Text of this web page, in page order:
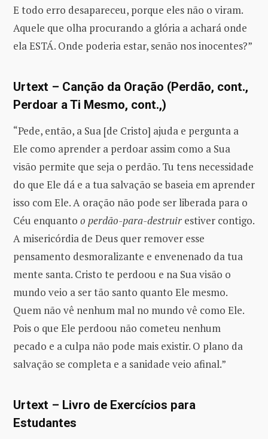
E todo erro desapareceu, porque eles não o viram.
Aquele que olha procurando a glória a achará onde
ela ESTÁ. Onde poderia estar, senão nos inocentes?”
Urtext – Canção da Oração (Perdão, cont.,
Perdoar a Ti Mesmo, cont.,)
“Pede, então, a Sua [de Cristo] ajuda e pergunta a
Ele como aprender a perdoar assim como a Sua
visão permite que seja o perdão. Tu tens necessidade
do que Ele dá e a tua salvação se baseia em aprender
isso com Ele. A oração não pode ser liberada para o
Céu enquanto o perdão-para-destruir estiver contigo.
A misericórdia de Deus quer remover esse
pensamento desmoralizante e envenenado da tua
mente santa. Cristo te perdoou e na Sua visão o
mundo veio a ser tão santo quanto Ele mesmo.
Quem não vê nenhum mal no mundo vê como Ele.
Pois o que Ele perdoou não cometeu nenhum
pecado e a culpa não pode mais existir. O plano da
salvação se completa e a sanidade veio afinal.”
Urtext – Livro de Exercícios para
Estudantes